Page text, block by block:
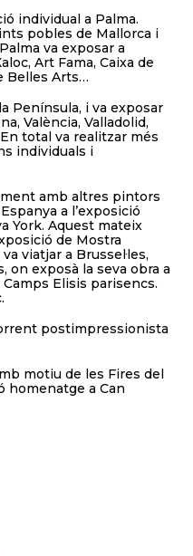
individual a Palma.
pobles de Mallorca i
va exposar a
Art Fama, Caixa de
Belles Arts…
Península, i va exposar
València, Valladolid,
total va realitzar més
individuals i
amb altres pintors
a l’exposició
York. Aquest mateix
de Mostra
viatjar a Brussel·les,
on exposà la seva obra a
Elisis parisencs.
postimpressionista
motiu de les Fires del
homenatge a Can